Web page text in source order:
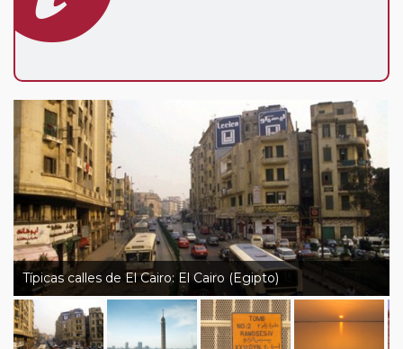
Típicas calles de El Cairo: El Cairo (Egipto)